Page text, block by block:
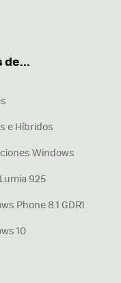
de...
e Híbridos
Windows
925
Phone 8.1 GDR1
10